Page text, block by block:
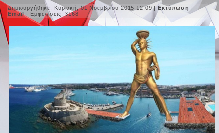
Δημιουργήθηκε: Κυριακή, 01 Νοεμβρίου 2015 12:09 |Εκτύπωση |
Email | Εμφανίσεις: 3168